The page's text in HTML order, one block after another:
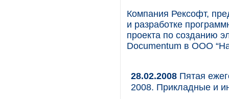
Компания Рексофт,
и разработке
проекта по созданию
Documentum в ООО
28.02.2008 Пятая
2008. Прикладные и